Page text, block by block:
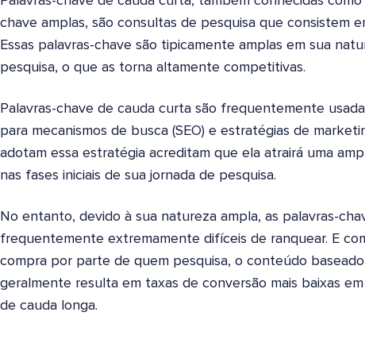
chave amplas, são consultas de pesquisa que consistem
Essas palavras-chave são tipicamente amplas em sua
pesquisa, o que as torna altamente competitivas.
Palavras-chave de cauda curta são frequentemente
para mecanismos de busca (SEO) e estratégias de
adotam essa estratégia acreditam que ela atrairá uma
nas fases iniciais de sua jornada de pesquisa.
No entanto, devido à sua natureza ampla, as palavras-
frequentemente extremamente difíceis de ranquear. E
compra por parte de quem pesquisa, o conteúdo
geralmente resulta em taxas de conversão mais baixas
de cauda longa.